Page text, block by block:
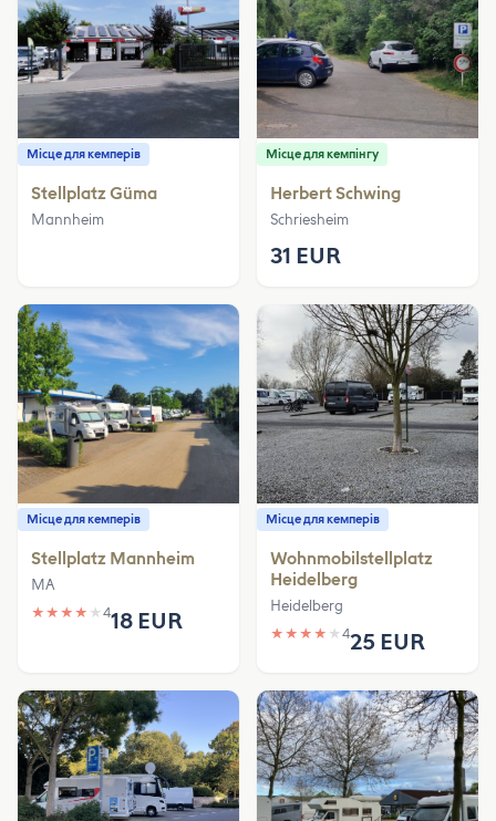
Місце для кемперів
Stellplatz Güma
Mannheim
Місце для кемпінгу
Herbert Schwing
Schriesheim
31 EUR
Місце для кемперів
Stellplatz Mannheim
MA
★ ★ ★ ★ ★ 418 EUR
Місце для кемперів
Wohnmobilstellplatz
Heidelberg
Heidelberg
★ ★ ★ ★ ★ 425 EUR